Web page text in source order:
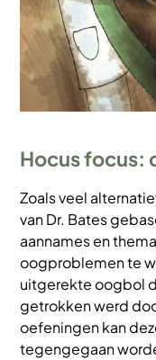
Hocus focus:
Zoals veel
van Dr. Bates
aannames en
oogproblemen te
uitgerekte oogbol
getrokken werd
oefeningen kan
tegengegaan